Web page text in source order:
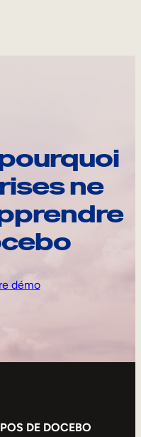
ne
démo
DE DOCEBO